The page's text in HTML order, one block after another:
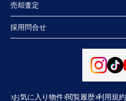
売却査定
採用問合せ
お気に入り物件 閲覧履歴 利用規約